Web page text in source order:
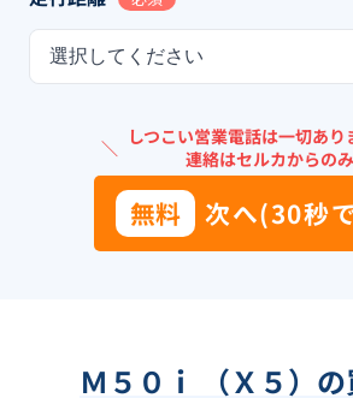
選択してください
＼ しつこい営業電話は一切あり
連絡はセルカからのみ
無料 次へ(30秒
Ｍ５０ｉ （Ｘ５）